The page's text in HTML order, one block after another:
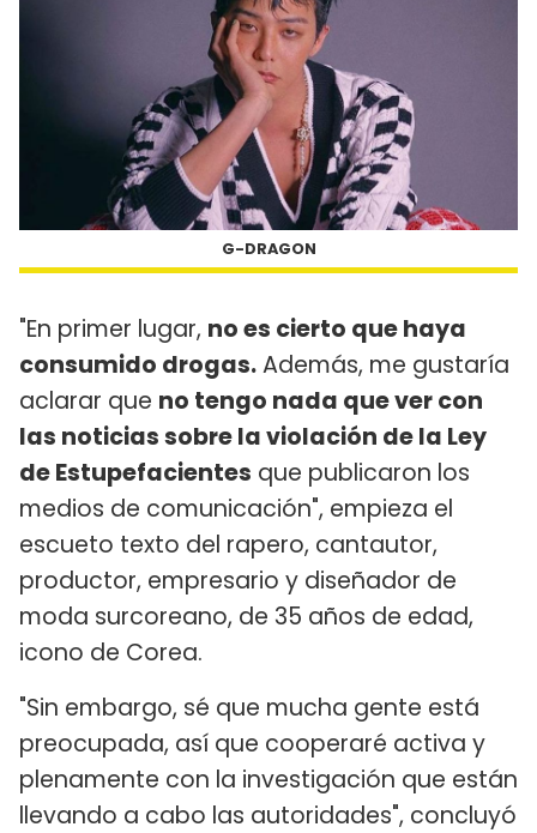
G-DRAGON
"En primer lugar, no es cierto que haya
consumido drogas.Además, me gustaría
aclarar que no tengo nada que ver con
las noticias sobre la violación de la Ley
de Estupefacientes que publicaron los
medios de comunicación", empieza el
escueto texto del rapero, cantautor,
productor, empresario y diseñador de
moda surcoreano, de 35 años de edad,
icono de Corea.
"Sin embargo, sé que mucha gente está
preocupada, así que cooperaré activa y
plenamente con la investigación que están
llevando a cabo las autoridades", concluyó